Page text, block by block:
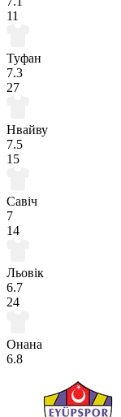
11
Туфан
7.3
27
Нвайву
7.5
15
Савіч
7
14
Льовік
6.7
24
Онана
6.8